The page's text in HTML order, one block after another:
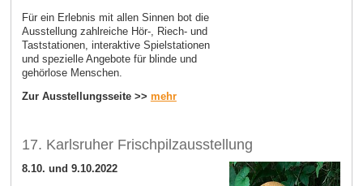
Für ein Erlebnis mit allen Sinnen bot die
Ausstellung zahlreiche Hör-, Riech- und
Taststationen, interaktive Spielstationen
und spezielle Angebote für blinde und
gehörlose Menschen.
Zur Ausstellungsseite >> mehr
17. Karlsruher Frischpilzausstellung
8.10. und 9.10.2022